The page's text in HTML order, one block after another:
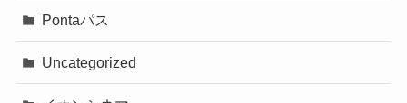
Pontaパス
Uncategorized